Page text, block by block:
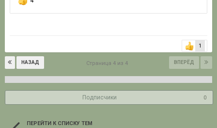
1
НАЗАД ВПЕРЁД
Страница 4 из 4
Подписчики 0
ПЕРЕЙТИ К СПИСКУ ТЕМ